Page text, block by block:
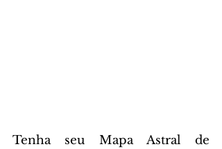
Tenha seu Mapa Astral de